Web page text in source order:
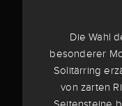
Die Wahl
besonderer
Solitärring
von zarten